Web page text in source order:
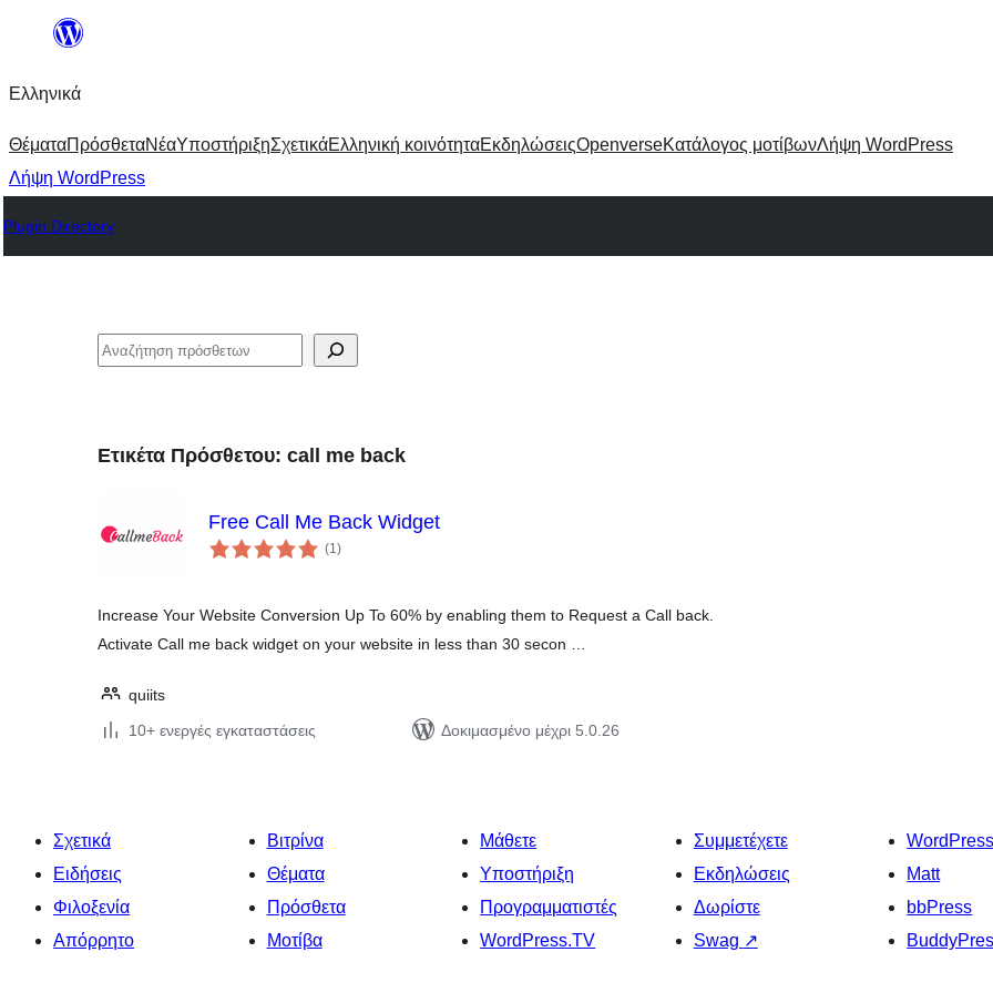
Μετάβαση
περιεχόμενο
Ελληνικά
ΘέματαΠρόσθεταΝέαΥποστήριξηΣχετικάΕλληνική κοινότηταΕκδηλώσειςOpenverseΚατάλογος μοτίβωνΛήψη WordPress
Λήψη WordPress
Plugin Directory
Αναζήτηση
Ετικέτα Πρόσθετου: call me back
Free Call Me Back Widget
(1αξιολογήσεις
σύνολο
)
Increase Your Website Conversion Up To 60% by enabling them to Request a Call back.
Activate Call me back widget on your website in less than 30 secon …
quiits
10+ ενεργές εγκαταστάσεις
Δοκιμασμένο μέχρι 5.0.26
Σχετικά
Ειδήσεις
Φιλοξενία
Απόρρητο
Βιτρίνα
Θέματα
Πρόσθετα
Μοτίβα
Μάθετε
Υποστήριξη
Προγραμματιστές
WordPress.TV
Συμμετέχετε
Εκδηλώσεις
Δωρίστε
Swag ↗
Matt
bbPress